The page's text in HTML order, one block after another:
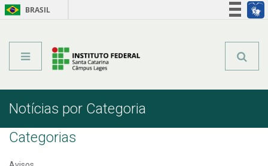
BRASIL
Notícias por Categoria
Categorias